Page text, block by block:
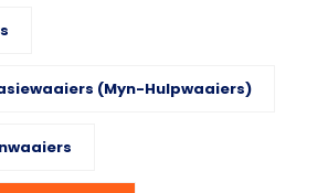
(myn-Hulpwaaiers)